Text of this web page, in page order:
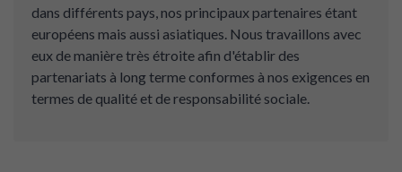
dans différents pays, nos principaux partenaires étant
européens mais aussi asiatiques. Nous travaillons avec
eux de manière très étroite afin d'établir des
partenariats à long terme conformes à nos exigences en
termes de qualité et de responsabilité sociale.